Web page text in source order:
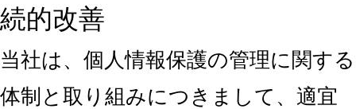
続的改善
当社は、個人情報保護の管理に関する
体制と取り組みにつきまして、適宜